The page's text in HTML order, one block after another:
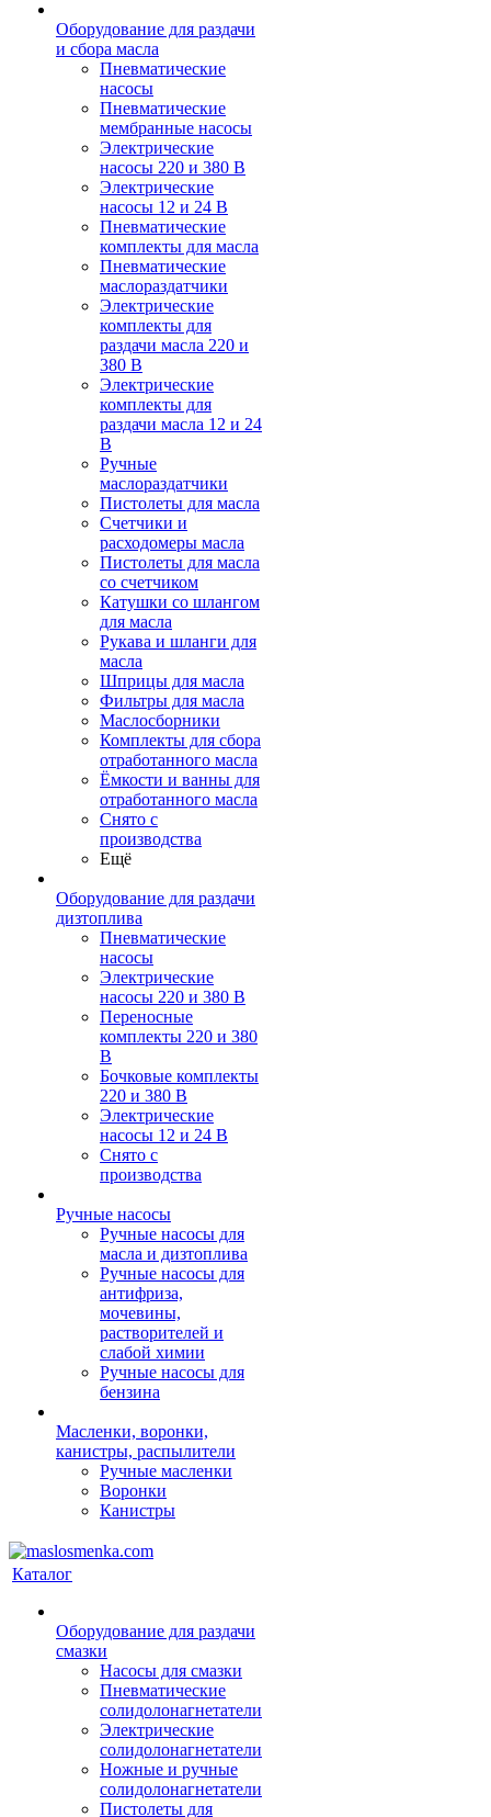
Оборудование для раздачи
и сбора масла
Пневматические
насосы
Пневматические
мембранные насосы
Электрические
насосы 220 и 380 В
Электрические
насосы 12 и 24 В
Пневматические
комплекты для масла
Пневматические
маслораздатчики
Электрические
комплекты для
раздачи масла 220 и
380 В
Электрические
комплекты для
раздачи масла 12 и 24
В
Ручные
маслораздатчики
Пистолеты для масла
Счетчики и
расходомеры масла
Пистолеты для масла
со счетчиком
Катушки со шлангом
для масла
Рукава и шланги для
масла
Шприцы для масла
Фильтры для масла
Маслосборники
Комплекты для сбора
отработанного масла
Ёмкости и ванны для
отработанного масла
Снято с
производства
Ещё
Оборудование для раздачи
дизтоплива
Пневматические
насосы
Электрические
насосы 220 и 380 В
Переносные
комплекты 220 и 380
В
Бочковые комплекты
220 и 380 В
Электрические
насосы 12 и 24 В
Снято с
производства
Ручные насосы
Ручные насосы для
масла и дизтоплива
Ручные насосы для
антифриза,
мочевины,
растворителей и
слабой химии
Ручные насосы для
бензина
Масленки, воронки,
канистры, распылители
Ручные масленки
Воронки
Канистры
Каталог
Оборудование для раздачи
смазки
Насосы для смазки
Пневматические
солидолонагнетатели
Электрические
солидолонагнетатели
Ножные и ручные
солидолонагнетатели
Пистолеты для